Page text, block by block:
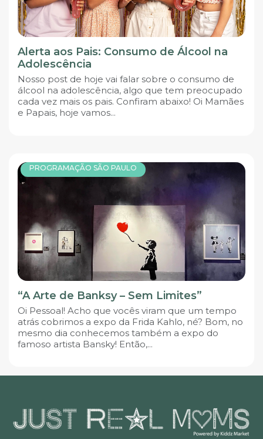
Alerta aos Pais: Consumo de Álcool na
Adolescência
Nosso post de hoje vai falar sobre o consumo de
álcool na adolescência, algo que tem preocupado
cada vez mais os pais. Confiram abaixo! Oi Mamães
e Papais, hoje vamos...
PROGRAMAÇÃO SÃO PAULO
“A Arte de Banksy – Sem Limites”
Oi Pessoal! Acho que vocês viram que um tempo
atrás cobrimos a expo da Frida Kahlo, né? Bom, no
mesmo dia conhecemos também a expo do
famoso artista Bansky! Então,...